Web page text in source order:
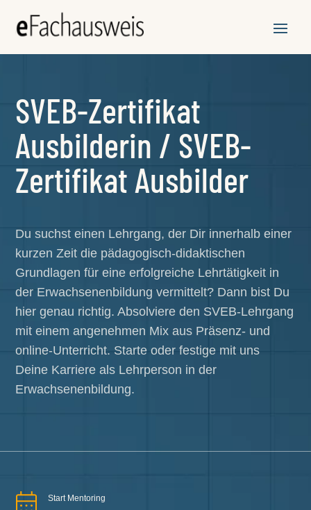
SVEB-Zertifikat
Ausbilderin / SVEB-
Zertifikat Ausbilder
Du suchst einen Lehrgang, der Dir innerhalb einer
kurzen Zeit die pädagogisch-didaktischen
Grundlagen für eine erfolgreiche Lehrtätigkeit in
der Erwachsenenbildung vermittelt? Dann bist Du
hier genau richtig. Absolviere den SVEB-Lehrgang
mit einem angenehmen Mix aus Präsenz- und
online-Unterricht. Starte oder festige mit uns
Deine Karriere als Lehrperson in der
Erwachsenenbildung.
Start Mentoring